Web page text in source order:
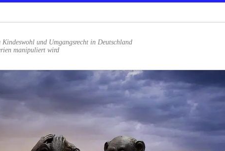
Kindeswohl und Umgangsrecht in Deutschland
manipuliert wird